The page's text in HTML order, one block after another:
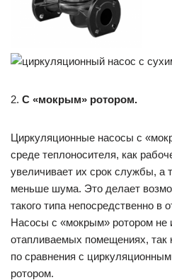
2. С «мокрым» ротором.
Циркуляционные насосы с
среде теплоносителя, как
увеличивает их срок службы, а
меньше шума. Это делает
такого типа непосредственно
Насосы с «мокрым» ротором не
отапливаемых помещениях,
по сравнения с
ротором.